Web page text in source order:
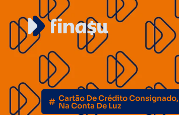
Cartão De Crédito Consignado,
Na Conta De Luz